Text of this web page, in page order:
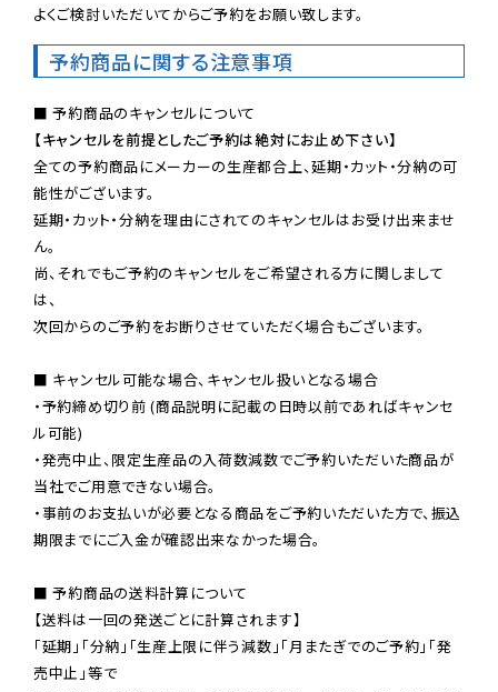
よくご検討いただいてからご予約をお願い致します。
予約商品に関する注意事項
【キャンセルを前提としたご予約は絶対にお止め下さい】
全ての予約商品にメーカーの生産都合上、延期・カット・分納の可
能性がございます。
延期・カット・分納を理由にされてのキャンセルはお受け出来ませ
ん。
尚、それでもご予約のキャンセルをご希望される方に関しまして
は、
次回からのご予約をお断りさせていただく場合もございます。
■ キャンセル可能な場合、キャンセル扱いとなる場合
・予約締め切り前 (商品説明に記載の日時以前であればキャンセ
ル可能)
・発売中止、限定生産品の入荷数減数でご予約いただいた商品が
当社でご用意できない場合。
・事前のお支払いが必要となる商品をご予約いただいた方で、振込
期限までにご入金が確認出来なかった場合。
■ 予約商品の送料計算について
【送料は一回の発送ごとに計算されます】
「延期」「分納」「生産上限に伴う減数」「月またぎでのご予約」「発
売中止」等で